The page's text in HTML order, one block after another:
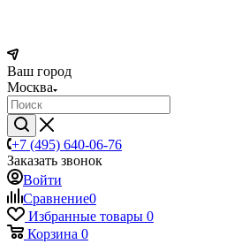
Ваш город
Москва
+7 (495) 640-06-76
Заказать звонок
Войти
Сравнение0
Избранные товары 0
Корзина 0